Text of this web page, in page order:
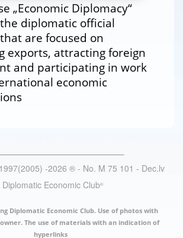
„Economic Diplomacy“
diplomatic official
are focused on
exports, attracting foreign
and participating in work
economic
-2026 ® - No. M 75 101 - Dec.lv
Diplomatic Economic Club®
Diplomatic Economic Club. Use of photos with
The use of materials with an indication of
hyperlinks